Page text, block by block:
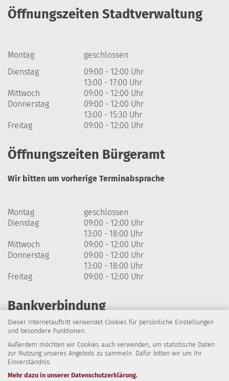
Dieser Internetauftritt verwendet Cookies für persönliche Einstellungen
und besondere Funktionen.
Außerdem möchten wir Cookies auch verwenden, um statistische Daten
zur Nutzung unseres Angebots zu sammeln. Dafür bitten wir um Ihr
Einverständnis.
Mehr dazu in unserer Datenschutzerklärung.
Öffnungszeiten Stadtverwaltung
Montag
geschlossen
Dienstag
09:00 - 12:00 Uhr
13:00 - 17:00 Uhr
Mittwoch
09:00 - 12:00 Uhr
Donnerstag
09:00 - 12:00 Uhr
13:00 - 15:30 Uhr
Freitag
09:00 - 12:00 Uhr
Öffnungszeiten Bürgeramt
Wir bitten um vorherige Terminabsprache
Montag
geschlossen
Dienstag
09:00 - 12:00 Uhr
13:00 - 18:00 Uhr
Mittwoch
09:00 - 12:00 Uhr
Donnerstag
09:00 - 12:00 Uhr
13:00 - 18:00 Uhr
Freitag
09:00 - 12:00 Uhr
Bankverbindung
Harzsparkasse
IBAN: DE64 8105 2000 0320 1838 07
BIC: NOLADE21HRZ